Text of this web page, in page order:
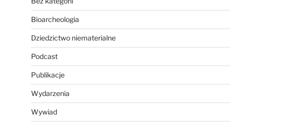
Bioarcheologia
Dziedzictwo niematerialne
Podcast
Publikacje
Wydarzenia
Wywiad